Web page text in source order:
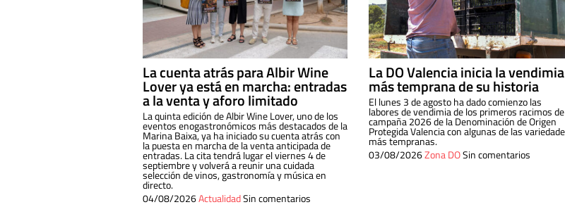
La cuenta atrás para Albir Wine
Lover ya está en marcha: entradas
a la venta y aforo limitado
La quinta edición de Albir Wine Lover, uno de los
eventos enogastronómicos más destacados de la
Marina Baixa, ya ha iniciado su cuenta atrás con
la puesta en marcha de la venta anticipada de
entradas. La cita tendrá lugar el viernes 4 de
septiembre y volverá a reunir una cuidada
selección de vinos, gastronomía y música en
directo.
04/08/2026ActualidadSin comentarios
La DO Valencia inicia la vendimia
más temprana de su historia
El lunes 3 de agosto ha dado comienzo las
labores de vendimia de los primeros racimos
campaña 2026 de la Denominación de Origen
Protegida Valencia con algunas de las
más tempranas.
03/08/2026Zona DOSin comentarios